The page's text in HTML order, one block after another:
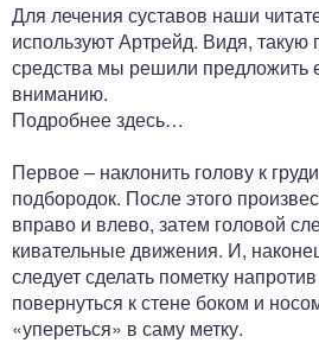
Для лечения суставов наши
используют Артрейд. Видя, такую
средства мы решили предложить
вниманию.
Подробнее здесь…
Первое – наклонить голову к
подбородок. После этого
вправо и влево, затем головой
кивательные движения. И,
следует сделать пометку
повернуться к стене боком и
«упереться» в саму метку.